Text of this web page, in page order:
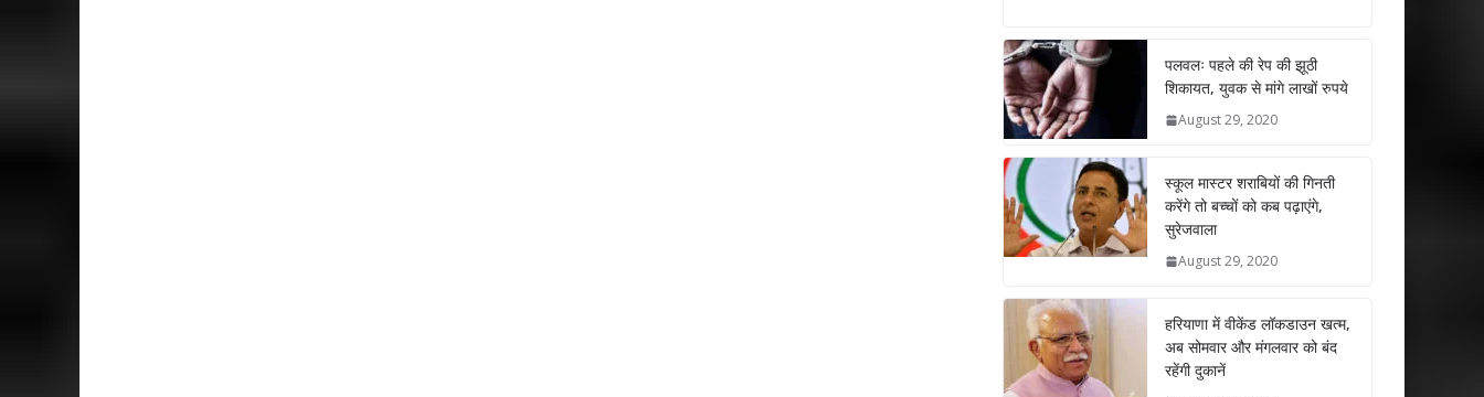
at
s
A
p
p
e
b
o
k
er e
dI
n
l e
पलवलः पहले की रेप की झूठी
शिकायत, युवक से मांगे लाखों रुपये
August 29, 2020
स्कूल मास्टर शराबियों की गिनती
करेंगे तो बच्चों को कब पढ़ाएंगे,
सुरेजवाला
August 29, 2020
हरियाणा में वीकेंड लॉकडाउन खत्म,
अब सोमवार और मंगलवार को बंद
रहेंगी दुकानें